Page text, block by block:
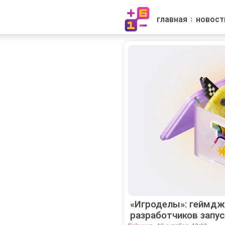
главная
«Игроделы»:
разработчиков